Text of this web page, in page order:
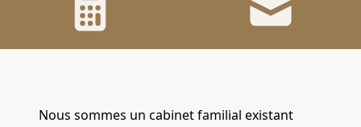
Nous sommes un cabinet familial existant